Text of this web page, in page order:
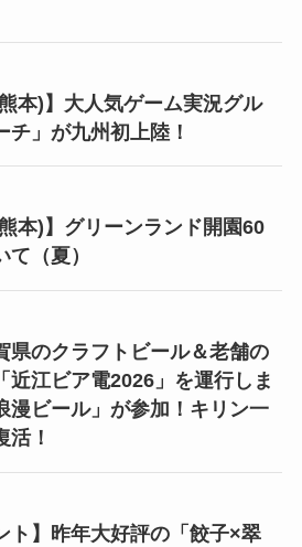
本)】大人気ゲーム実況グル
チ」が九州初上陸！
本)】グリーンランド開園60
（夏）
県のクラフトビール＆老舗の
近江ビア電2026」を運行しま
漫ビール」が参加！キリン一
活！
ト】昨年大好評の「餃子×翠